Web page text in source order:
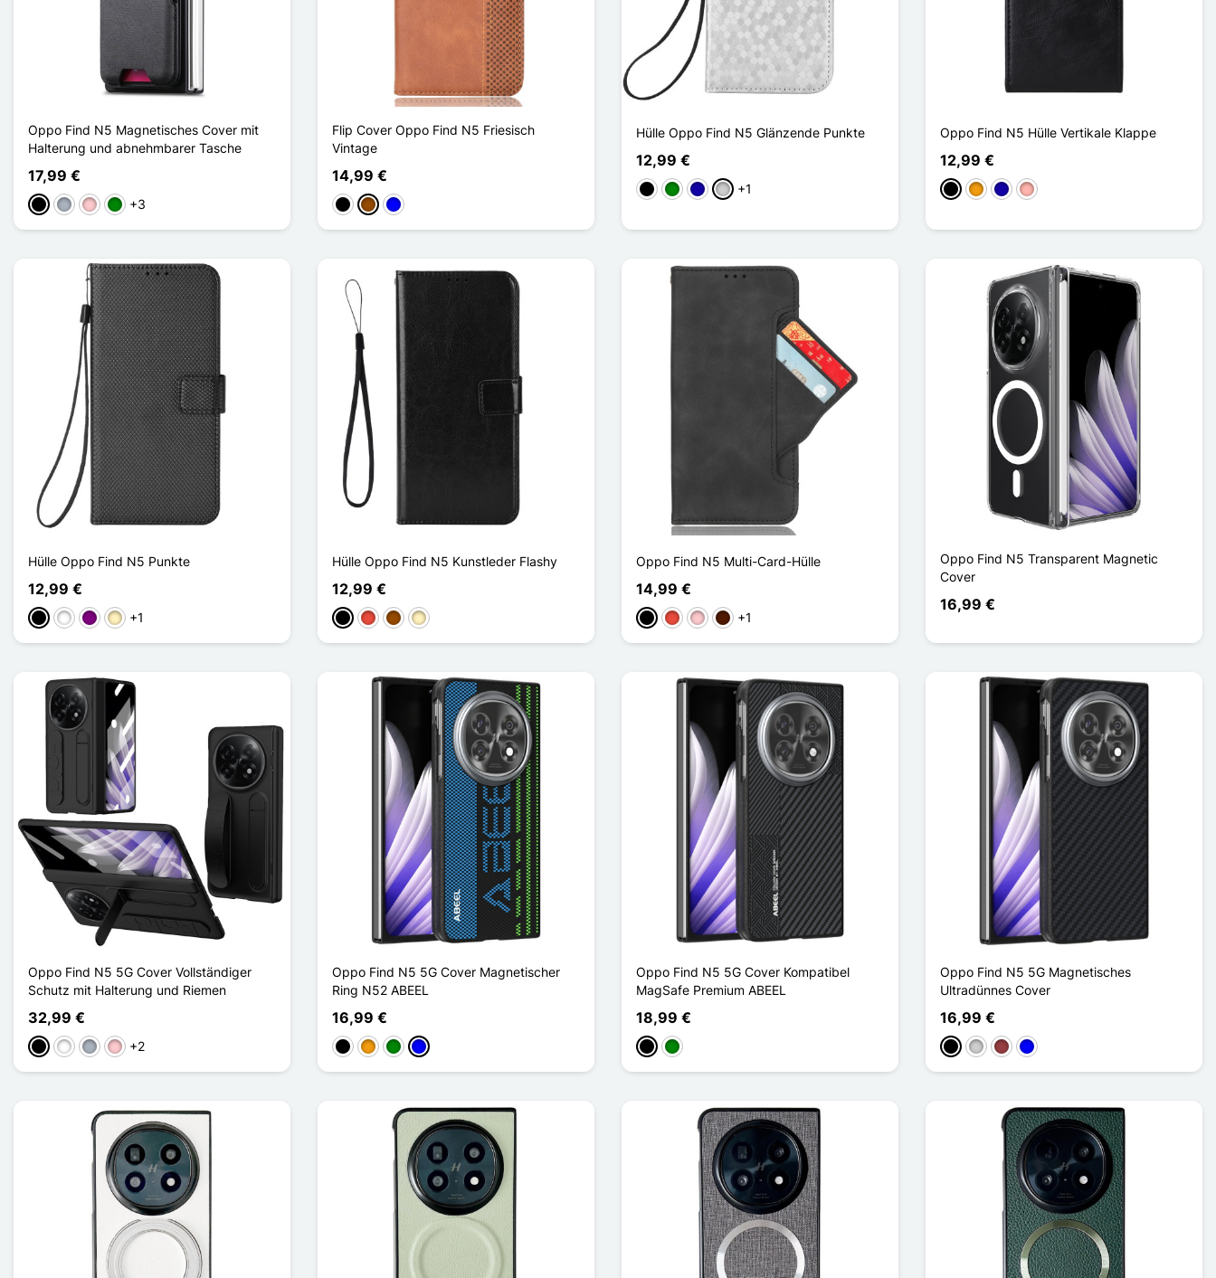
Oppo Find N5 Magnetisches Cover mit
Halterung und abnehmbarer Tasche
17,99 €
Schwarz
GrauPinkGrün+3
Flip Cover Oppo Find N5 Friesisch
Vintage
14,99 €
Schwarz
BraunBlau
Hülle Oppo Find N5 Glänzende Punkte
12,99 €
Schwarz
GrünDunkelblau
Silber
+1
Oppo Find N5 Hülle Vertikale Klappe
12,99 €
Schwarz
OrangeDunkelblau
Roségold
Hülle Oppo Find N5 Punkte
12,99 €
Schwarz
WeißViolettGolden
+1
Hülle Oppo Find N5 Kunstleder Flashy
12,99 €
Schwarz
Rot BraunGolden
Oppo Find N5 Multi-Card-Hülle
14,99 €
Schwarz
Rot PinkDunkelbraun
+1
Oppo Find N5 Transparent Magnetic
Cover
16,99 €
Oppo Find N5 5G Cover Vollständiger
Schutz mit Halterung und Riemen
32,99 €
Schwarz
WeißGrauPink+2
Oppo Find N5 5G Cover Magnetischer
Ring N52 ABEEL
16,99 €
Schwarz
Orange
GrünBlau
Oppo Find N5 5G Cover Kompatibel
MagSafe Premium ABEEL
18,99 €
Schwarz
Grün
Oppo Find N5 5G Magnetisches
Ultradünnes Cover
16,99 €
Schwarz
SilberDunkelrot
Blau